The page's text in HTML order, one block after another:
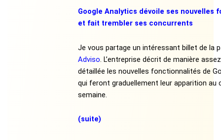
Google Analytics dévoile ses nouvelles
et fait trembler ses concurrents
Je vous partage un intéressant billet de la
Adviso . L’entreprise décrit de manière
détaillée les nouvelles fonctionnalités de
qui feront graduellement leur apparition au
semaine.
(suite)